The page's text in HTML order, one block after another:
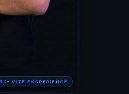
10+ VITE EKSPERIENCË